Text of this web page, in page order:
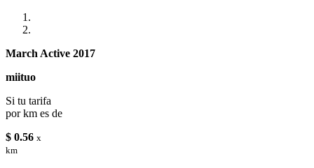
March Active 2017
miituo
Si tu tarifa
por km es de
$ 0.56 x
km